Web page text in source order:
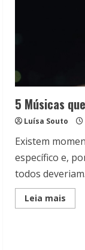
5 Músicas
Luísa Souto
Existem
específico e,
todos
Leia mais
more